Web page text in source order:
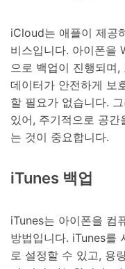
iCloud는 애플이 제공
비스입니다. 아이폰을
으로 백업이 진행되며
데이터가 안전하게 보
할 필요가 없습니다.
있어, 주기적으로 공
는 것이 중요합니다.
iTunes 백업
iTunes는 아이폰을 컴
방법입니다. iTunes를
로 설정할 수 있고, 용